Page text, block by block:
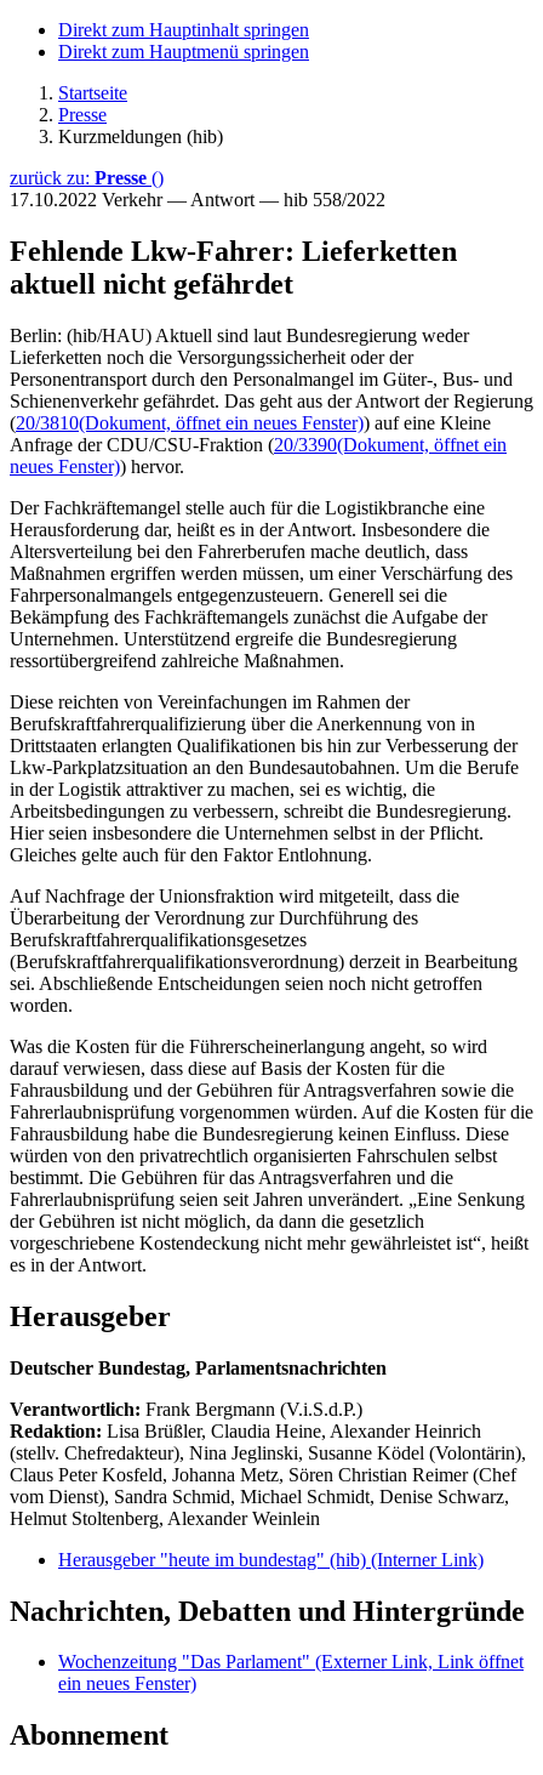
Direkt zum Hauptinhalt springen
Direkt zum Hauptmenü springen
Startseite
Presse
Kurzmeldungen (hib)
zurück zu: Presse ()
17.10.2022 Verkehr — Antwort — hib 558/2022
Fehlende Lkw-Fahrer: Lieferketten
aktuell nicht gefährdet
Berlin: (hib/HAU) Aktuell sind laut Bundesregierung weder
Lieferketten noch die Versorgungssicherheit oder der
Personentransport durch den Personalmangel im Güter-, Bus- und
Schienenverkehr gefährdet. Das geht aus der Antwort der Regierung
(20/3810(Dokument, öffnet ein neues Fenster)) auf eine Kleine
Anfrage der CDU/CSU-Fraktion (20/3390(Dokument, öffnet ein
neues Fenster)) hervor.
Der Fachkräftemangel stelle auch für die Logistikbranche eine
Herausforderung dar, heißt es in der Antwort. Insbesondere die
Altersverteilung bei den Fahrerberufen mache deutlich, dass
Maßnahmen ergriffen werden müssen, um einer Verschärfung des
Fahrpersonalmangels entgegenzusteuern. Generell sei die
Bekämpfung des Fachkräftemangels zunächst die Aufgabe der
Unternehmen. Unterstützend ergreife die Bundesregierung
ressortübergreifend zahlreiche Maßnahmen.
Diese reichten von Vereinfachungen im Rahmen der
Berufskraftfahrerqualifizierung über die Anerkennung von in
Drittstaaten erlangten Qualifikationen bis hin zur Verbesserung der
Lkw-Parkplatzsituation an den Bundesautobahnen. Um die Berufe
in der Logistik attraktiver zu machen, sei es wichtig, die
Arbeitsbedingungen zu verbessern, schreibt die Bundesregierung.
Hier seien insbesondere die Unternehmen selbst in der Pflicht.
Gleiches gelte auch für den Faktor Entlohnung.
Auf Nachfrage der Unionsfraktion wird mitgeteilt, dass die
Überarbeitung der Verordnung zur Durchführung des
Berufskraftfahrerqualifikationsgesetzes
(Berufskraftfahrerqualifikationsverordnung) derzeit in Bearbeitung
sei. Abschließende Entscheidungen seien noch nicht getroffen
worden.
Was die Kosten für die Führerscheinerlangung angeht, so wird
darauf verwiesen, dass diese auf Basis der Kosten für die
Fahrausbildung und der Gebühren für Antragsverfahren sowie die
Fahrerlaubnisprüfung vorgenommen würden. Auf die Kosten für die
Fahrausbildung habe die Bundesregierung keinen Einfluss. Diese
würden von den privatrechtlich organisierten Fahrschulen selbst
bestimmt. Die Gebühren für das Antragsverfahren und die
Fahrerlaubnisprüfung seien seit Jahren unverändert. „Eine Senkung
der Gebühren ist nicht möglich, da dann die gesetzlich
vorgeschriebene Kostendeckung nicht mehr gewährleistet ist“, heißt
es in der Antwort.
Herausgeber
Deutscher Bundestag, Parlamentsnachrichten
Verantwortlich: Frank Bergmann (V.i.S.d.P.)
Redaktion: Lisa Brüßler, Claudia Heine, Alexander Heinrich
(stellv. Chefredakteur), Nina Jeglinski, Susanne Ködel (Volontärin),
Claus Peter Kosfeld, Johanna Metz, Sören Christian Reimer (Chef
vom Dienst), Sandra Schmid, Michael Schmidt, Denise Schwarz,
Helmut Stoltenberg, Alexander Weinlein
Herausgeber "heute im bundestag" (hib) (Interner Link)
Nachrichten, Debatten und Hintergründe
Wochenzeitung "Das Parlament" (Externer Link, Link öffnet
ein neues Fenster)
Abonnement